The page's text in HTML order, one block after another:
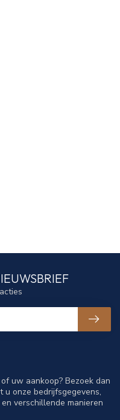
uw aankoop? Bezoek dan
u onze bedrijfsgegevens,
verschillende manieren